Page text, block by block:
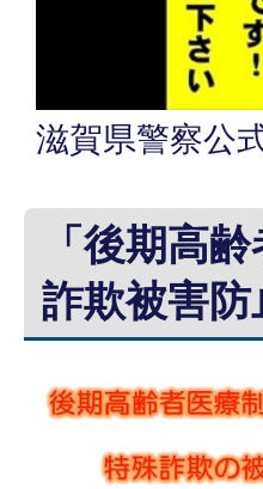
滋賀県警察公
「後期高
詐欺被害防